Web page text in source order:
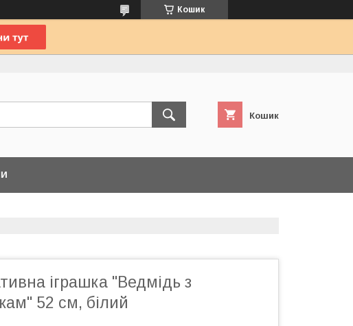
Кошик
Кошик
іграшка "Ведмідь з
52 см, білий